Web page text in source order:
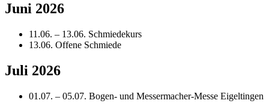
Juni 2026
11.06. – 13.06. Schmiedekurs
13.06. Offene Schmiede
Juli 2026
01.07. – 05.07. Bogen- und Messermacher-Messe Eigeltingen